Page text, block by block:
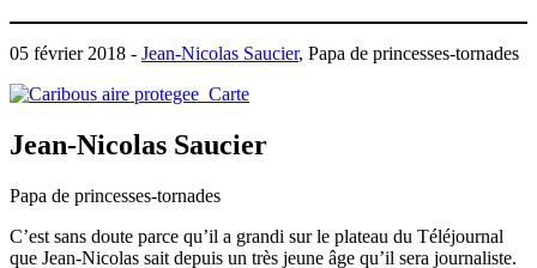
05 février 2018 - Jean-Nicolas Saucier, Papa de princesses-tornades
Jean-Nicolas Saucier
Papa de princesses-tornades
C’est sans doute parce qu’il a grandi sur le plateau du Téléjournal
que Jean-Nicolas sait depuis un très jeune âge qu’il sera journaliste.